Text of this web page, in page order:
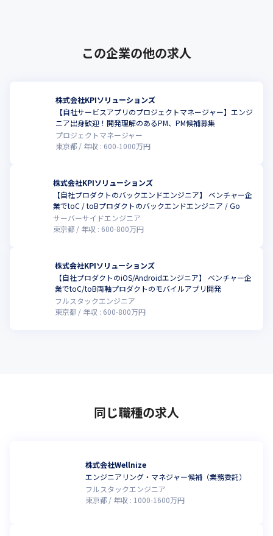
この企業の他の求人
株式会社KPIソリューションズ
【自社サービスアプリのプロジェクトマネージャー】エンジ
ニア出身歓迎！開発理解のあるPM、PM候補募集
プロジェクトマネージャー
東京都
年収 : 600-1000万円
株式会社KPIソリューションズ
【自社プロダクトのバックエンドエンジニア】 ベンチャー企
業でtoC / toBプロダクトのバックエンドエンジニア / Go
サーバーサイドエンジニア
東京都
年収 : 600-800万円
株式会社KPIソリューションズ
【自社プロダクトのiOS/Androidエンジニア】 ベンチャー企
業でtoC/toB両軸プロダクトのモバイルアプリ開発
フルスタックエンジニア
東京都
年収 : 600-800万円
同じ職種の求人
株式会社Wellnize
エンジニアリング・マネジャー候補（業務委託）
フルスタックエンジニア
東京都
年収 : 1000-1600万円